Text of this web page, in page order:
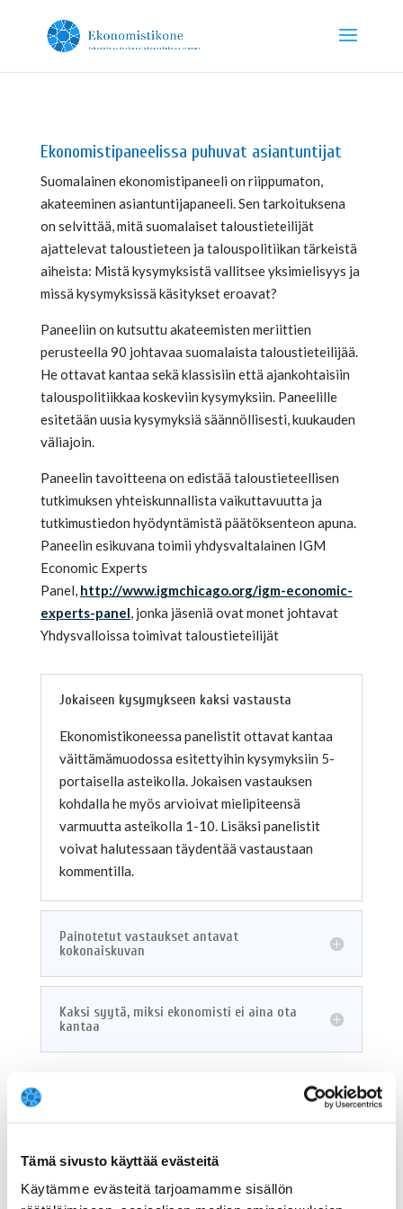
Tämä sivusto käyttää evästeitä
Käytämme evästeitä tarjoamamme sisällön
Ekonomistipaneelissa puhuvat asiantuntijat
Suomalainen ekonomistipaneeli on riippumaton,
akateeminen asiantuntijapaneeli. Sen tarkoituksena
on selvittää, mitä suomalaiset taloustieteilijät
ajattelevat taloustieteen ja talouspolitiikan tärkeistä
aiheista: Mistä kysymyksistä vallitsee yksimielisyys ja
missä kysymyksissä käsitykset eroavat?
Paneeliin on kutsuttu akateemisten meriittien
perusteella 90 johtavaa suomalaista taloustieteilijää.
He ottavat kantaa sekä klassisiin että ajankohtaisiin
talouspolitiikkaa koskeviin kysymyksiin. Paneelille
esitetään uusia kysymyksiä säännöllisesti, kuukauden
väliajoin.
Paneelin tavoitteena on edistää taloustieteellisen
tutkimuksen yhteiskunnallista vaikuttavuutta ja
tutkimustiedon hyödyntämistä päätöksenteon apuna.
Paneelin esikuvana toimii yhdysvaltalainen IGM
Economic Experts
Panel, http://www.igmchicago.org/igm-economic-
experts-panel, jonka jäseniä ovat monet johtavat
Yhdysvalloissa toimivat taloustieteilijät
Jokaiseen kysymykseen kaksi vastausta
Ekonomistikoneessa panelistit ottavat kantaa
väittämämuodossa esitettyihin kysymyksiin 5-
portaisella asteikolla. Jokaisen vastauksen
kohdalla he myös arvioivat mielipiteensä
varmuutta asteikolla 1-10. Lisäksi panelistit
voivat halutessaan täydentää vastaustaan
kommentilla.
Painotetut vastaukset antavat
kokonaiskuvan
Kaksi syytä, miksi ekonomisti ei aina ota
kantaa
Mukana taloustieteen ekspertit